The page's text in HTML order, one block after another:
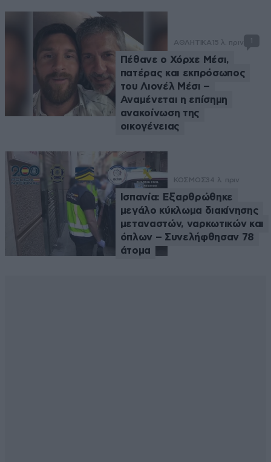
ΑΘΛΗΤΙΚΑ 15 λ. πριν
Πέθανε ο Χόρχε Μέσι,
πατέρας και εκπρόσωπος
του Λιονέλ Μέσι –
Αναμένεται η επίσημη
ανακοίνωση της
οικογένειας
ΚΟΣΜΟΣ34 λ. πριν
Ισπανία: Εξαρθρώθηκε
μεγάλο κύκλωμα διακίνησης
μεταναστών, ναρκωτικών και
όπλων – Συνελήφθησαν 78
άτομα